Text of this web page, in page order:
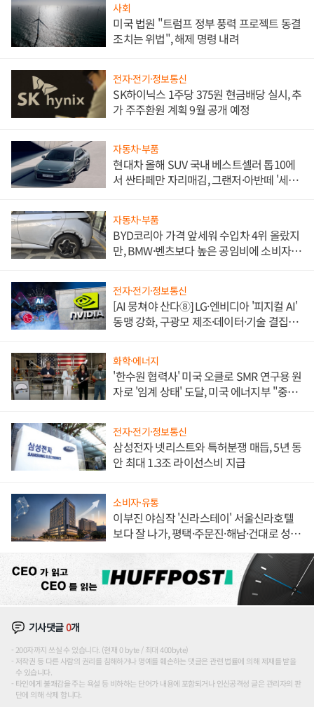
사회
미국 법원 "트럼프 정부 풍력 프로젝트 동결
조치는 위법", 해제 명령 내려
전자·전기·정보통신
SK하이닉스 1주당 375원 현금배당 실시, 추
가 주주환원 계획 9월 공개 예정
자동차·부품
현대차 올해 SUV 국내 베스트셀러 톱10에
서 싼타페만 자리매김, 그랜저·아반떼 '세단
자동차·부품
BYD코리아 가격 앞세워 수입차 4위 올랐지
만, BMW·벤츠보다 높은 공임비에 소비자
전자·전기·정보통신
[AI 뭉쳐야 산다⑧] LG·엔비디아 '피지컬 AI'
동맹 강화, 구광모 제조·데이터·기술 결집
화학·에너지
'한수원 협력사' 미국 오클로 SMR 연구용 원
자로 '임계 상태' 도달, 미국 에너지부 "중요
전자·전기·정보통신
삼성전자 넷리스트와 특허분쟁 매듭, 5년 동
안 최대 1.3조 라이선스비 지급
소비자·유통
이부진 야심작 '신라스테이' 서울신라호텔
보다 잘 나가, 평택·주문진·해남·건대로 성
기사댓글0개
200자까지 쓰실 수 있습니다. (현재 0 byte / 최대 400byte)
저작권 등 다른 사람의 권리를 침해하거나 명예를 훼손하는 댓글은 관련 법률에 의해 제재를 받을
수 있습니다.
타인에게 불쾌감을 주는 욕설 등 비하하는 단어가 내용에 포함되거나 인신공격성 글은 관리자의 판
단에 의해 삭제 합니다.